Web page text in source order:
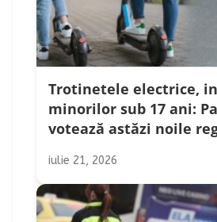
Trotinetele electrice,
minorilor sub 17 ani:
votează astăzi noile
iulie 21, 2026